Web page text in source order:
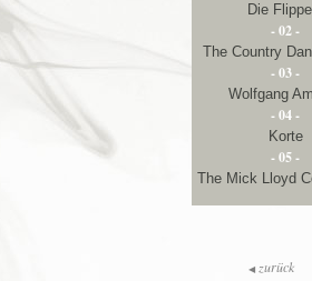
Die
- 02 -
The Country
- 03 -
Wolfgang
- 04 -
Korte
- 05 -
The Mick Lloyd
◀ zurück